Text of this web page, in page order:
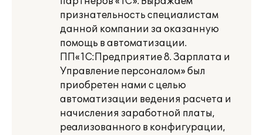
признательность специалистам
данной компании за оказанную
помощь в автоматизации.
ПП«1С:Предприятие 8. Зарплата и
Управление персоналом» был
приобретен нами с целью
автоматизации ведения расчета и
начисления заработной платы,
реализованного в конфигурации,